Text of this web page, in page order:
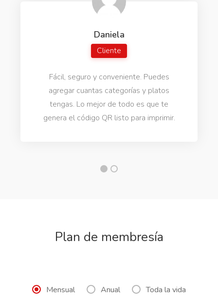
Daniela
Cliente
Fácil, seguro y conveniente. Puedes
agregar cuantas categorías y platos
tengas. Lo mejor de todo es que te
genera el código QR listo para imprimir.
Plan de membresía
Mensual Anual Toda la vida